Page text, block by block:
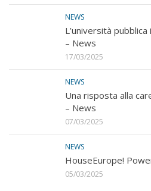
NEWS
L’università
– News
17/03/2025
NEWS
Una risposta alla
– News
07/03/2025
NEWS
HouseEurope!
05/03/2025